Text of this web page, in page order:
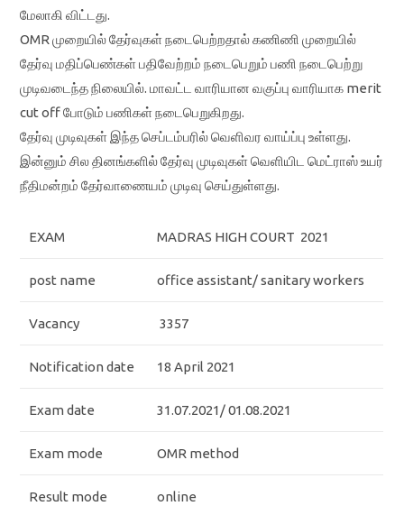
மேலாகி விட்டது.
OMR முறையில் தேர்வுகள் நடைபெற்றதால் கணிணி முறையில்
தேர்வு மதிப்பெண்கள் பதிவேற்றம் நடைபெறும் பணி நடைபெற்று
முடிவடைந்த நிலையில். மாவட்ட வாரியான வகுப்பு வாரியாக merit
cut off போடும் பணிகள் நடைபெறுகிறது.
தேர்வு முடிவுகள் இந்த செப்டம்பரில் வெளிவர வாய்ப்பு உள்ளது.
இன்னும் சில தினங்களில் தேர்வு முடிவுகள் வெளியிட மெட்ராஸ் உயர்
நீதிமன்றம் தேர்வாணையம் முடிவு செய்துள்ளது.
EXAM MADRAS HIGH COURT 2021
post name office assistant/ sanitary workers
Vacancy 3357
Notification date 18 April 2021
Exam date 31.07.2021/ 01.08.2021
Exam mode OMR method
Result mode online